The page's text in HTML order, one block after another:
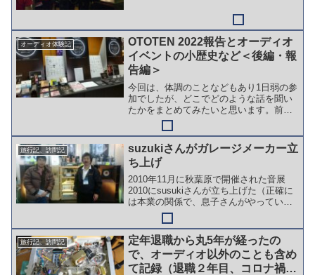
（その後スポーツ専門の「日テレG+」
に）。どういうチャンネルかというと、
スポーツの合間に教養番組...
オーディオ体験記
OTOTEN 2022報告とオーディオ
イベントの小歴史など＜後編・報
告編＞
今回は、体調のことなどもあり1日弱の参
加でしたが、どこでどのような話を聞い
たかをまとめてみたいと思います。前編
はこちらです。オーディオイベントは聴
く場所であり聞く場所でもある筆者がオ
ーディオに詳しくない時代は、もっぱら
試聴タイムに新製品など...
旅行記、訪問記
suzukiさんがガレージメーカー立
ち上げ
2010年11月に秋葉原で開催された音展
2010にsusukiさんが立ち上げた（正確に
は本業の関係で、息子さんがやっている
そうです）。※2020年にsuzukiさんのサ
イトが接続できなくなりました。公開を
終了したものと思われます。詳細をご
存...
旅行記、訪問記
定年退職から丸5年が経ったの
で、オーディオ以外のことも含め
て記録（退職２年目、コロナ禍真